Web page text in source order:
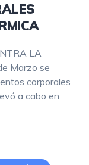
LA
Marzo se
corporales
a cabo en